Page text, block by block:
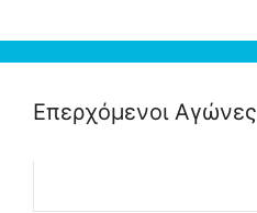
Επερχόμενοι Αγώνες